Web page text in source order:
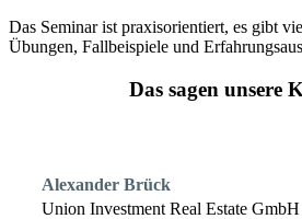
Das Seminar ist praxisorientiert, es gibt
Übungen, Fallbeispiele und
Das sagen unsere
Alexander Brück
Union Investment Real Estate GmbH